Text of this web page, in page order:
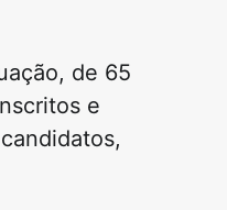
de 65
e